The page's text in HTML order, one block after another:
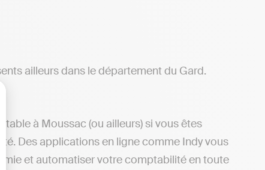
vos Options
ailleurs dans le département du Gard.
à Moussac (ou ailleurs) si vous êtes
Des applications en ligne comme Indy vous
et automatiser votre comptabilité en toute